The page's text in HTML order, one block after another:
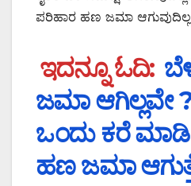
ಪರಿಹಾರ ಹಣ ಜಮಾ
ಇದನ್ನೂ ಓದಿ:
ಜಮಾ ಆಗಿಲ್ಲವೇ
ಒಂದು ಕರೆ ಮಾಡಿ
ಹಣ ಜಮಾ